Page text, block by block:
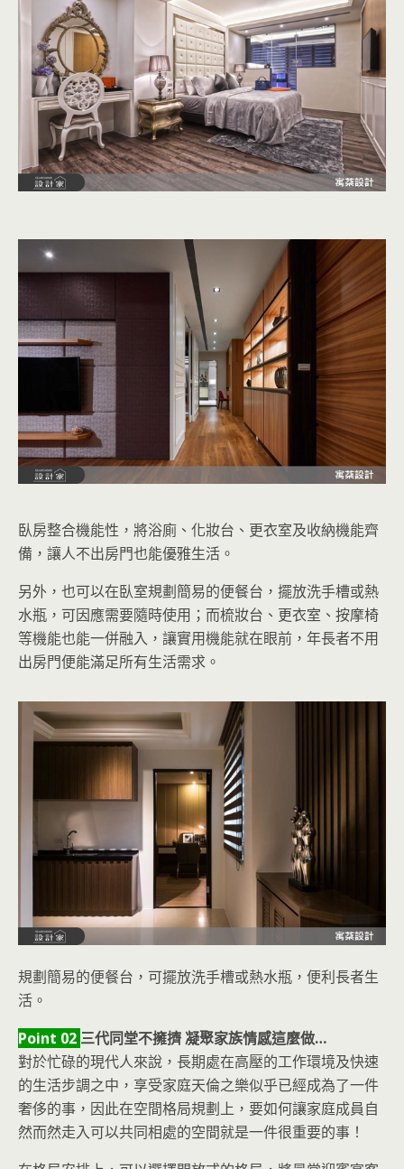
臥房整合機能性，將浴廁、化妝台、更衣室及收納機能齊
備，讓人不出房門也能優雅生活。
另外，也可以在臥室規劃簡易的便餐台，擺放洗手槽或熱
水瓶，可因應需要隨時使用；而梳妝台、更衣室、按摩椅
等機能也能一併融入，讓實用機能就在眼前，年長者不用
出房門便能滿足所有生活需求。
規劃簡易的便餐台，可擺放洗手槽或熱水瓶，便利長者生
活。
Point 02 三代同堂不擁擠 凝聚家族情感這麼做…
對於忙碌的現代人來說，長期處在高壓的工作環境及快速
的生活步調之中，享受家庭天倫之樂似乎已經成為了一件
奢侈的事，因此在空間格局規劃上，要如何讓家庭成員自
然而然走入可以共同相處的空間就是一件很重要的事！